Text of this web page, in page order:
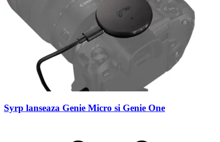
Syrp lanseaza Genie Micro si Genie One